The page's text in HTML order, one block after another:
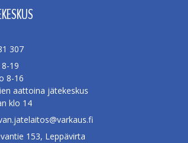
307
19
8-16
aattoina jätekeskus
klo 14
153, Leppävirta